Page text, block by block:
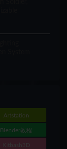
Artstation
Blender教程
Kitbash3D